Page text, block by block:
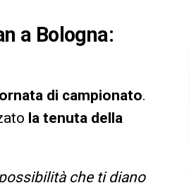
a Bologna:
di campionato.
la tenuta della
che ti diano